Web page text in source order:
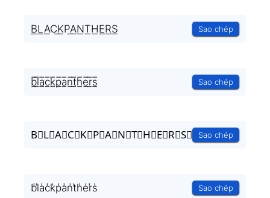
B͟L͟A͟C͟K͟P͟A͟N͟T͟H͟E͟R͟S͟ Sao chép
b̲̅l̲̅a̲̅c̲̅k̲̅p̲̅a̲̅n̲̅t̲̅h̲̅e̲̅r̲̅s̲̅ Sao chép
B⃣L⃣A⃣C⃣K⃣P⃣A⃣N⃣T⃣H⃣E⃣R⃣S⃣ Sao chép
b̾l̾a̾c̾k̾p̾a̾n̾t̾h̾e̾r̾s̾ Sao chép